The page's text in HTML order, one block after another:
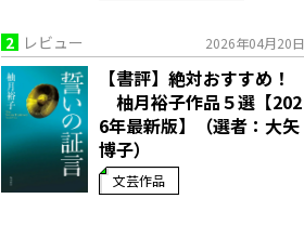
2 レビュー 2026年04月20日
【書評】絶対おすすめ！
柚月裕子作品５選【202
6年最新版】（選者：大矢
博子）
文芸作品